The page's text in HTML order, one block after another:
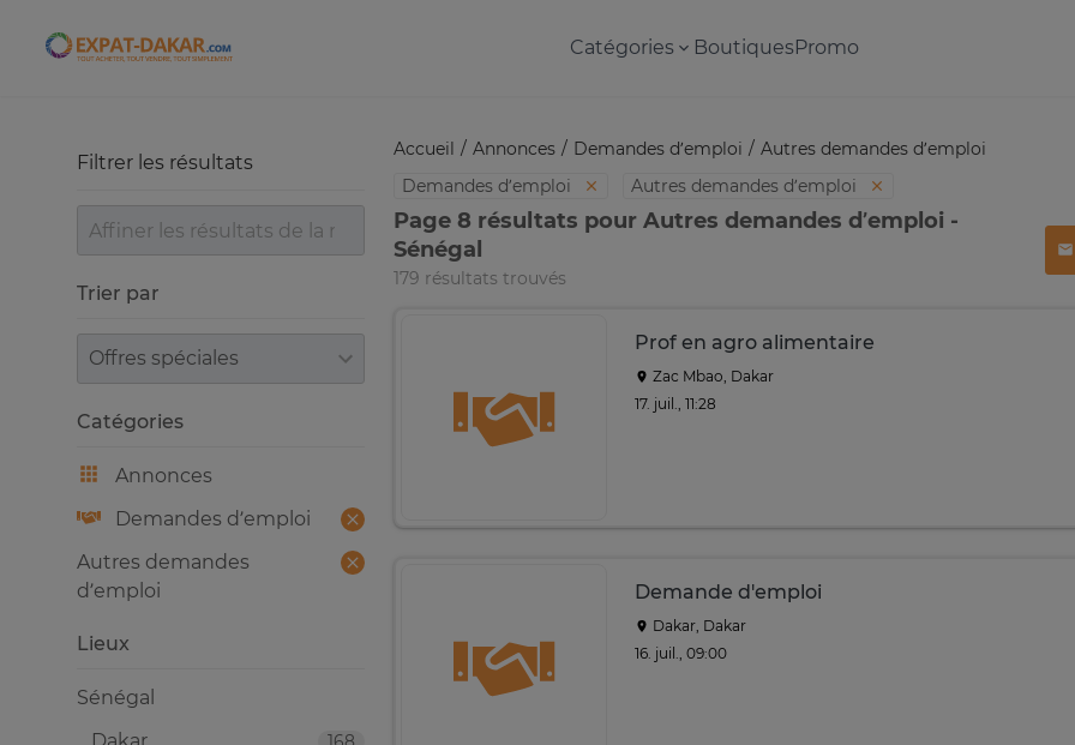
Expat-Dakar Catégories BoutiquesPromo
Accueil Annonces Demandes d’emploi
Autres demandes d’emploi
Demandes d’emploi
Autres demandes d’emploi
Page 8 résultats pour Autres demandes d’emploi -
Sénégal
179 résultats trouvés
Prof en agro alimentaire
Zac Mbao, Dakar
17. juil., 11:28
Demande d'emploi
Dakar, Dakar
16. juil., 09:00
Filtrer les résultats
Trier par
Trier par
Catégories
Annonces
Demandes d’emploi
Autres demandes
d’emploi
Lieux
Sénégal